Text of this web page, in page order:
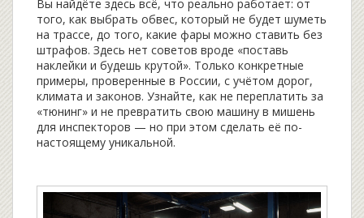
Вы найдёте здесь всё, что реально работает: от
того, как выбрать обвес, который не будет шуметь
на трассе, до того, какие фары можно ставить без
штрафов. Здесь нет советов вроде «поставь
наклейки и будешь крутой». Только конкретные
примеры, проверенные в России, с учётом дорог,
климата и законов. Узнайте, как не переплатить за
«тюнинг» и не превратить свою машину в мишень
для инспекторов — но при этом сделать её по-
настоящему уникальной.